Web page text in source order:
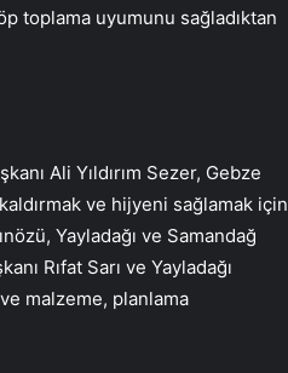
toplama uyumunu sağladıktan
Ali Yıldırım Sezer, Gebze
ve hijyeni sağlamak için
Yayladağı ve Samandağ
Rıfat Sarı ve Yayladağı
malzeme, planlama